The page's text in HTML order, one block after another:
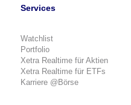
Services
Watchlist
Portfolio
Xetra Realtime für Aktien
Xetra Realtime für ETFs
Karriere @Börse